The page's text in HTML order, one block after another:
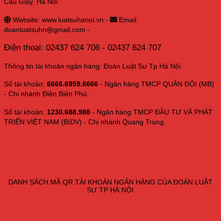
Cầu Giấy, Hà Nội
Website: www.luatsuhanoi.vn -
Email:
doanluatsuhn@gmail.com -
Điện thoại: 02437 624 706 - 02437 624 707
Thông tin tài khoản ngân hàng: Đoàn Luật Sư Tp Hà Nội
Số tài khoản: 6666.6959.6666 - Ngân hàng TMCP QUÂN ĐỘI (MB)
- Chi nhánh Điện Biên Phủ.
Số tài khoản: 1230.688.988 - Ngân hàng TMCP ĐẦU TƯ VÀ PHÁT
TRIỂN VIỆT NAM (BIDV) - Chi nhánh Quang Trung.
DANH SÁCH MÃ QR TÀI KHOẢN NGÂN HÀNG CỦA ĐOÀN LUẬT
SƯ TP HÀ NỘI